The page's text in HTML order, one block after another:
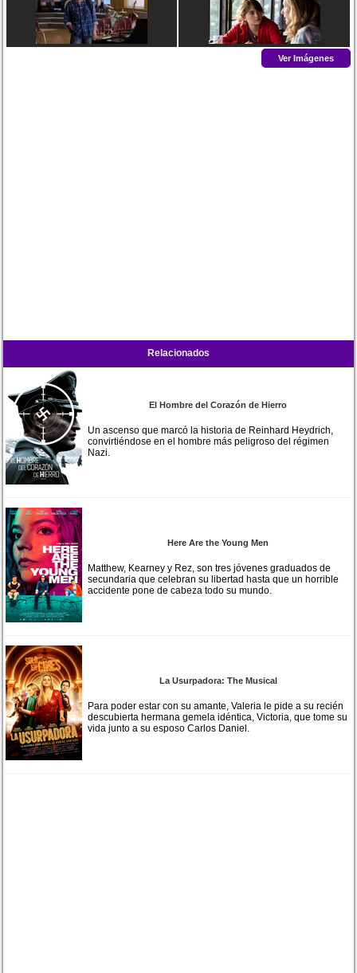
Ver Imágenes
Relacionados
El Hombre del Corazón de Hierro
Un ascenso que marcó la historia de Reinhard Heydrich,
convirtiéndose en el hombre más peligroso del régimen
Nazi.
Here Are the Young Men
Matthew, Kearney y Rez, son tres jóvenes graduados de
secundaria que celebran su libertad hasta que un horrible
accidente pone de cabeza todo su mundo.
La Usurpadora: The Musical
Para poder estar con su amante, Valeria le pide a su recién
descubierta hermana gemela idéntica, Victoria, que tome su
vida junto a su esposo Carlos Daniel.